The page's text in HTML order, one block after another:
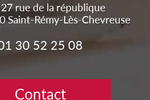
27 rue de la république
Saint-Rémy-Lès-Chevreuse
30 52 25 08
Contact